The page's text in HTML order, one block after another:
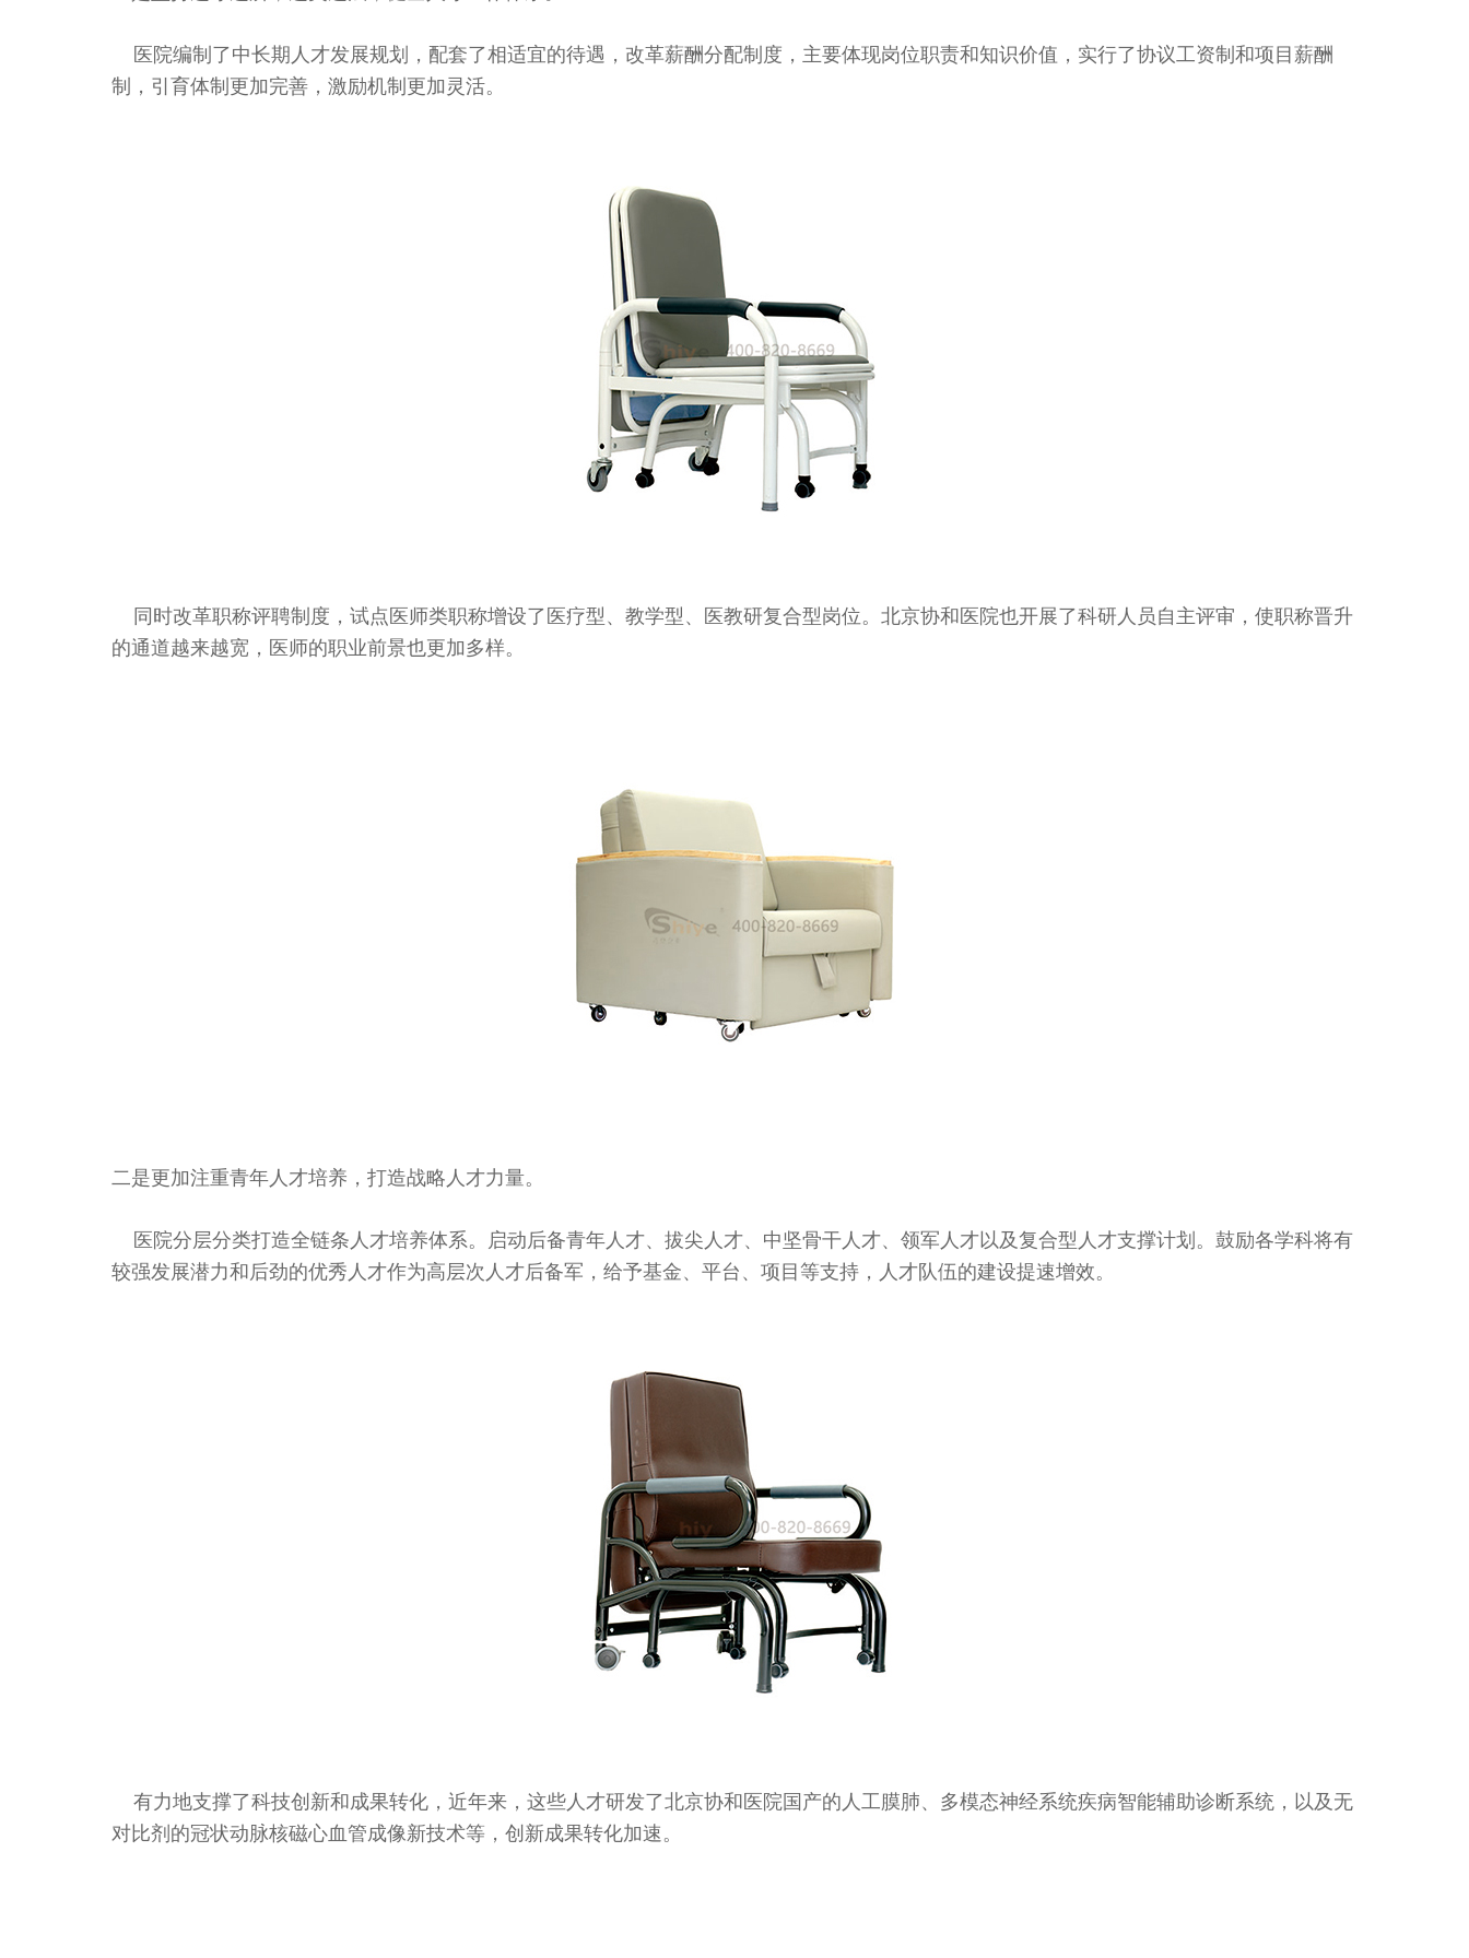
医院编制了中长期人才发展规划，配套了相适宜的待遇，改革薪酬分配制度，主要体现岗位职责和知识价值，实行了协议工资制和项目薪酬
制，引育体制更加完善，激励机制更加灵活。
同时改革职称评聘制度，试点医师类职称增设了医疗型、教学型、医教研复合型岗位。北京协和医院也开展了科研人员自主评审，使职称晋升
的通道越来越宽，医师的职业前景也更加多样。
二是更加注重青年人才培养，打造战略人才力量。
医院分层分类打造全链条人才培养体系。启动后备青年人才、拔尖人才、中坚骨干人才、领军人才以及复合型人才支撑计划。鼓励各学科将有
较强发展潜力和后劲的优秀人才作为高层次人才后备军，给予基金、平台、项目等支持，人才队伍的建设提速增效。
有力地支撑了科技创新和成果转化，近年来，这些人才研发了北京协和医院国产的人工膜肺、多模态神经系统疾病智能辅助诊断系统，以及无
对比剂的冠状动脉核磁心血管成像新技术等，创新成果转化加速。